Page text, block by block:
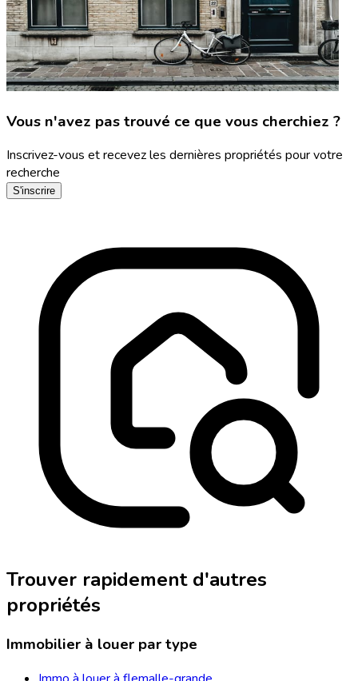
Vous n'avez pas trouvé ce que vous cherchiez ?
Inscrivez-vous et recevez les dernières propriétés pour votre
recherche
S'inscrire
Trouver rapidement d'autres
propriétés
Immobilier à louer par type